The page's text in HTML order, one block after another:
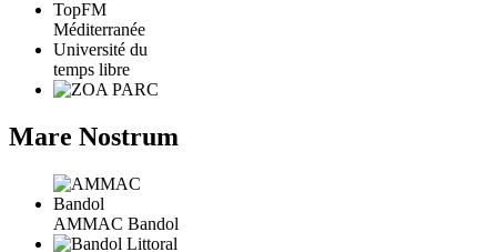
TopFM
Méditerranée
Université du
temps libre
Mare Nostrum
AMMAC Bandol